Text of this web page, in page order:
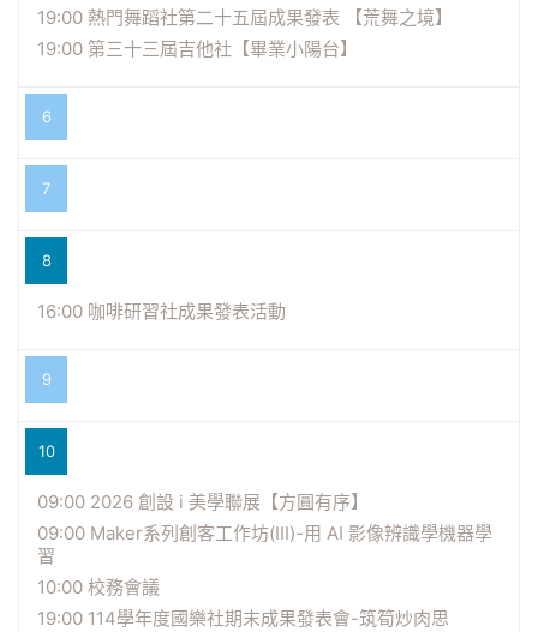
19:00 熱門舞蹈社第二十五屆成果發表 【荒舞之境】
19:00 第三十三屆吉他社【畢業小陽台】
6
7
8
16:00 咖啡研習社成果發表活動
9
10
09:00 2026 創設 i 美學聯展【方圓有序】
09:00 Maker系列創客工作坊(III)-用 AI 影像辨識學機器學
習
10:00 校務會議
19:00 114學年度國樂社期末成果發表會-筑筍炒肉思